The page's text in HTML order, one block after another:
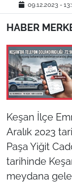
09.12.2023 -
HABER
Keşan İlçe
Aralık 2023
Paşa Yiğit
tarihinde
meydana
YAŞAM
TEKİRDAĞ
TÜRKİYE
Bölge